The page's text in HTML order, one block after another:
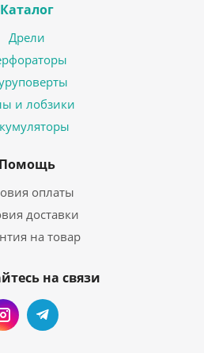
Каталог
Дрели
и лобзики
Помощь
оплаты
доставки
на товар
на связи